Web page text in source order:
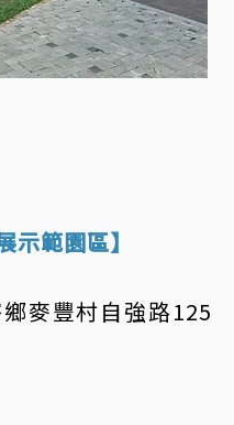
示範園區】
麥豐村自強路125